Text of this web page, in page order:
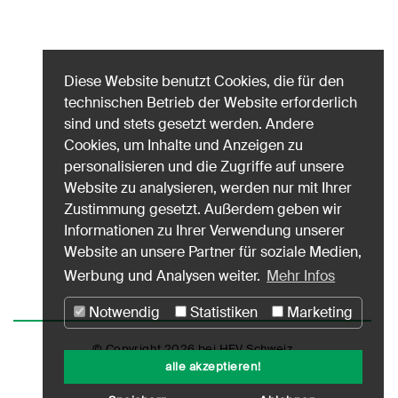
© Copyright 2026 bei HEV Schweiz
Datenschutz Nutzungshinweise
Diese Website benutzt Cookies, die für den
technischen Betrieb der Website erforderlich
sind und stets gesetzt werden. Andere
Cookies, um Inhalte und Anzeigen zu
personalisieren und die Zugriffe auf unsere
Website zu analysieren, werden nur mit Ihrer
Zustimmung gesetzt. Außerdem geben wir
Informationen zu Ihrer Verwendung unserer
Website an unsere Partner für soziale Medien,
Werbung und Analysen weiter. Mehr Infos
Notwendig
Statistiken Marketing
alle akzeptieren!